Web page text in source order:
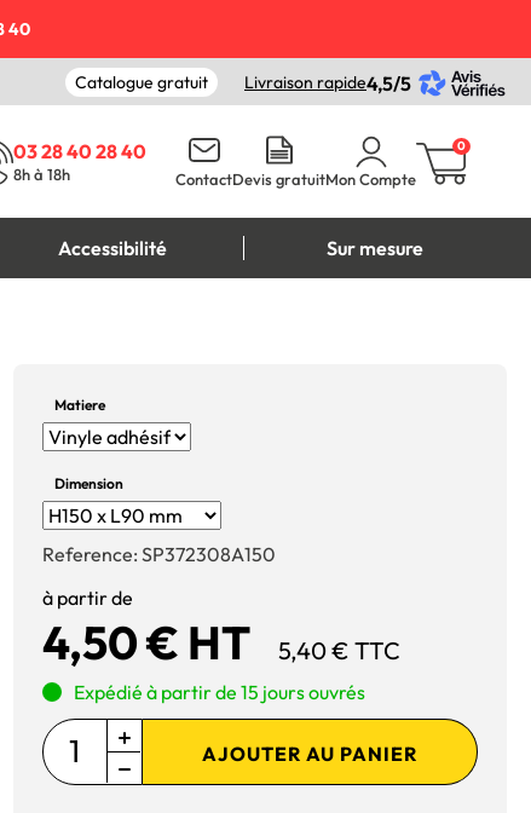
40
Catalogue gratuit Livraison rapide4,5/5
03 28 40 28 40
8h à 18h ContactDevis gratuitMon Compte
0
Accessibilité Sur mesure
Matiere
Dimension
Reference: SP372308A150
à partir de
4,50 € HT 5,40 € TTC
Expédié à partir de 15 jours ouvrés
AJOUTER AU PANIER